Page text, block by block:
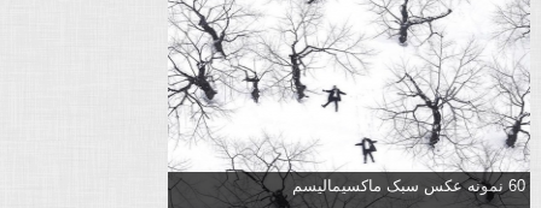
60 نمونه عکس سبک ماکسیمالیسم